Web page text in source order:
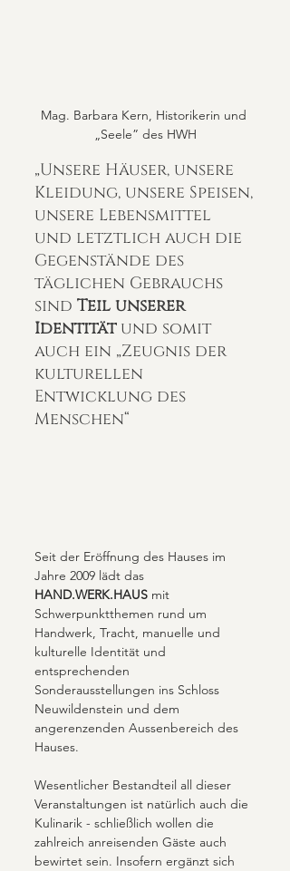
Mag. Barbara Kern, Historikerin und
„Seele” des HWH
„Unsere Häuser, unsere
Kleidung, unsere Speisen,
unsere Lebensmittel
und letztlich auch die
Gegenstände des
täglichen Gebrauchs
sind Teil unserer
Identität und somit
auch ein „Zeugnis der
kulturellen
Entwicklung des
Menschen“
Seit der Eröffnung des Hauses im
Jahre 2009 lädt das
HAND.WERK.HAUS mit
Schwerpunktthemen rund um
Handwerk, Tracht, manuelle und
kulturelle Identität und
entsprechenden
Sonderausstellungen ins Schloss
Neuwildenstein und dem
angerenzenden Aussenbereich des
Hauses.
Wesentlicher Bestandteil all dieser
Veranstaltungen ist natürlich auch die
Kulinarik - schließlich wollen die
zahlreich anreisenden Gäste auch
bewirtet sein. Insofern ergänzt sich